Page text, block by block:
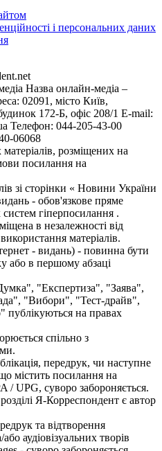
і персональних даних
Назва онлайн-медіа –
02091, місто Київ,
172-Б, офіс 208/1 E-mail:
Телефон: 044-205-43-00
06068
розміщених на
посилання на
зі сторінки « Новини України
- обов'язкове пряме
гіперпосилання .
в незалежності від
матеріалів.
- видань) - повинна бути
або в першому абзаці
"Експертиза", "Заява",
"Вибори", "Тест-драйв",
на правах
спільно з
передрук, чи наступне
містить посилання на
/ UPG, суворо забороняється.
Я-Корреспондент є автор
та відтворення
аудіовізуальних творів